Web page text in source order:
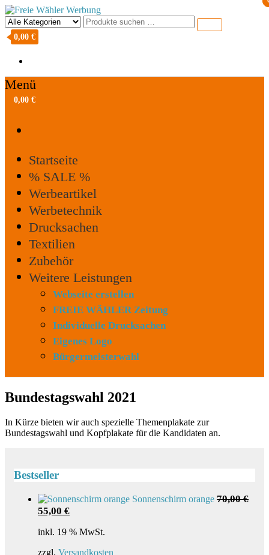
Freie Wähler Werbung
0,00 €
Menü
0,00 €
Startseite
% SALE %
Werbeartikel
Werbetechnik
Drucksachen
Textilien
Zubehör
Weitere Leistungen
Webseite erstellen
FREIE WÄHLER Zeitung
Individuelle Drucksachen
Eigenes Logo
Bürgermeisterwahl
Bundestagswahl 2021
In Kürze bieten wir auch spezielle Themenplakate zur
Bundestagswahl und Kopfplakate für die Kandidaten an.
Bestseller
Sonnenschirm orange 70,00€
Ursprünglicher
war:
55,00 €Aktueller
ist:
inkl. 19 % MwSt.
zzgl. Versandkosten